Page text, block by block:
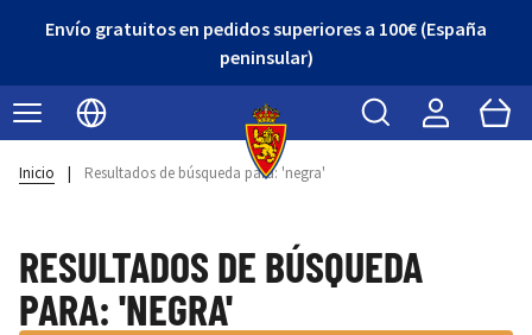
Envío gratuitos en pedidos superiores a 100€ (España
peninsular)
Seleccionar idioma
Buscar Cart
Inicio | Resultados de búsqueda para: 'negra'
RESULTADOS DE BÚSQUEDA
PARA: 'NEGRA'